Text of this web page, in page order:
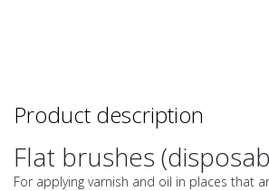
Product description
Flat brushes
For applying varnish and oil in places that